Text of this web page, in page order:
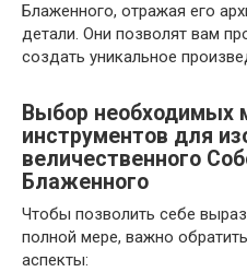
Блаженного, отражая его
детали. Они позволят вам
создать уникальное
Выбор необходимых
инструментов для
величественного
Блаженного
Чтобы позволить себе
полной мере, важно
аспекты: